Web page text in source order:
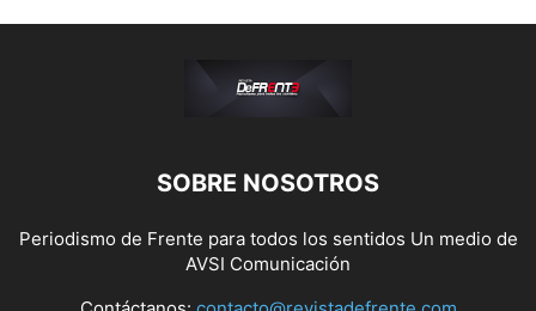
SOBRE NOSOTROS
Periodismo de Frente para todos los sentidos Un medio de
AVSI Comunicación